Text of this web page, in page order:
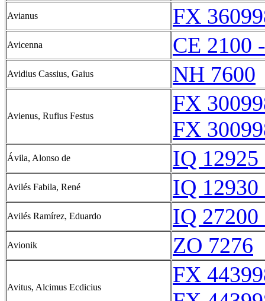
Avianus FX
Avicenna CE 2100
Avidius Cassius, Gaius NH 7600
Avienus, Rufius Festus
FX
FX
Ávila, Alonso de IQ
Avilés Fabila, René IQ
Avilés Ramírez, Eduardo IQ
Avionik ZO 7276
Avitus, Alcimus Ecdicius
FX